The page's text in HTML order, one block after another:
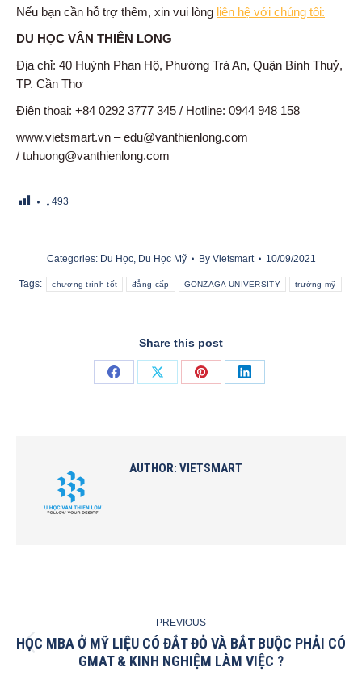
Nếu bạn cần hỗ trợ thêm, xin vui lòng liên hệ với chúng tôi:
DU HỌC VÂN THIÊN LONG
Địa chỉ: 40 Huỳnh Phan Hộ, Phường Trà An, Quận Bình Thuỷ,
TP. Cần Thơ
Điện thoại: +84 0292 3777 345 / Hotline: 0944 948 158
www.vietsmart.vn – edu@vanthienlong.com
/ tuhuong@vanthienlong.com
493
Categories: Du Học, Du Học Mỹ By Vietsmart 10/09/2021
Tags: chương trình tốt đẳng cấp GONZAGA UNIVERSITY trường mỹ
Share this post
Share
Share
Share
Share
AUTHOR: VIETSMART
NAVIGATION
PREVIOUS
Previous
post:
HỌC MBA Ở MỸ LIỆU CÓ ĐẮT ĐỎ VÀ BẮT BUỘC PHẢI CÓ
GMAT & KINH NGHIỆM LÀM VIỆC ?